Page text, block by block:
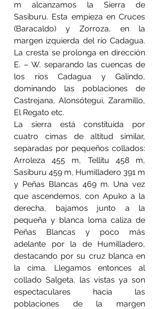
m alcanzamos la Sierra de
Sasiburu. Esta empieza en Cruces
(Baracaldo) y Zorroza, en la
margen izquierda del río Cadagua.
La cresta se prolonga en dirección
E. – W. separando las cuencas de
los ríos Cadagua y Galindo,
dominando las poblaciones de
Castrejana, Alonsótegui, Zaramillo,
El Regato etc.
La sierra está constituida por
cuatro cimas de altitud similar,
separadas por pequeños collados:
Arroleza 455 m, Tellitu 458 m,
Sasiburu 459 m, Humilladero 391 m
y Peñas Blancas 469 m. Una vez
que ascendemos, con Apuko a la
derecha, bajamos junto a la
pequeña y blanca loma caliza de
Peñas Blancas y poco más
adelante por la de Humilladero,
destacando por su cruz blanca en
la cima. Llegamos entonces al
collado Salgeta, las vistas ya son
espectaculares hacia las
poblaciones de la margen